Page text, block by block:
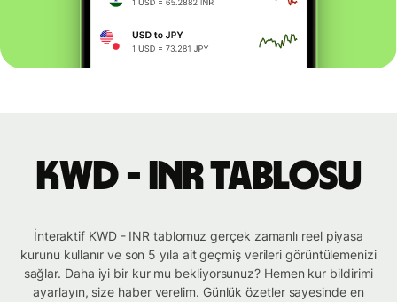
KWD - INR tablosu
İnteraktif KWD - INR tablomuz gerçek zamanlı reel piyasa
kurunu kullanır ve son 5 yıla ait geçmiş verileri görüntülemenizi
sağlar. Daha iyi bir kur mu bekliyorsunuz? Hemen kur bildirimi
ayarlayın, size haber verelim. Günlük özetler sayesinde en